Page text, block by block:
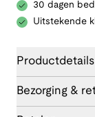
30 dagen
Uitstekende
Productdetails
Bezorging &